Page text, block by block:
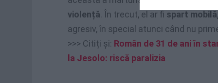
violență. În trecut, el ar fi spart
agresiv, în special atunci când nu
>>> Citiți și: Român de 31 de ani în
la Jesolo: riscă paralizia